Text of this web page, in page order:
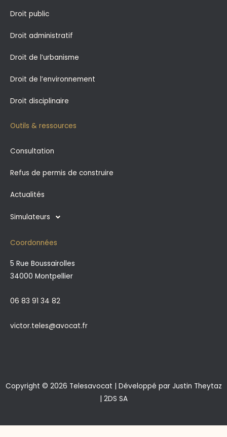
Droit public
Droit administratif
Droit de l’urbanisme
Droit de l’environnement
Droit disciplinaire
Outils & ressources
Consultation
Refus de permis de construire
Actualités
Simulateurs
Coordonnées
5 Rue Boussairolles
34000 Montpellier
06 83 91 34 82
victor.teles@avocat.fr
Copyright © 2026 Telesavocat | Développé par Justin Theytaz
| 2DS SA